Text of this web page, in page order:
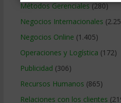
Métodos Gerenciales (280)
Negocios Internacionales
Negocios Online (1.405)
Operaciones y Logística (172)
Publicidad (306)
Recursos Humanos (865)
Relaciones con los clientes